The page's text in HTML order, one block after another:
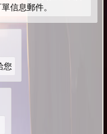
信息郵件。
您